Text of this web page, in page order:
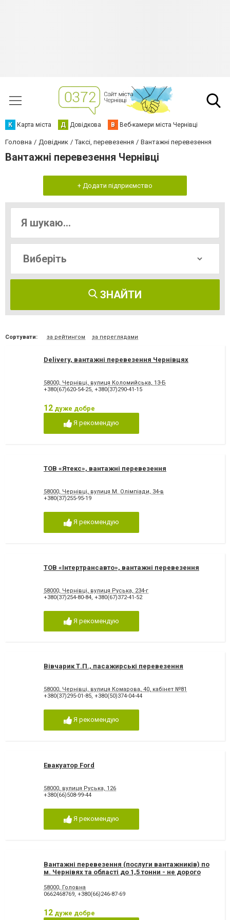
К Карта міста Д Довідкова В Веб-камери міста Чернівці
Головна Довідник Таксі, перевезення Вантажні перевезення
Вантажні перевезення Чернівці
+ Додати підприємство
ЗНАЙТИ
Сортувати: за рейтингом за переглядами
Delivery, вантажні перевезення Чернівцях
58000, Чернівці, вулиця Коломийська, 13-Б
+380(67)620-54-25, +380(37)290-41-15
12 дуже добре
Я рекомендую
ТОВ «Ятекс», вантажні перевезення
58000, Чернівці, вулиця М. Олімпіади, 34-в
+380(37)255-95-19
Я рекомендую
ТОВ «Інтертрансавто», вантажні перевезення
58000, Чернівці, вулиця Руська, 234-г
+380(37)254-80-84, +380(67)372-41-52
Я рекомендую
Вівчарик Т.П., пасажирські перевезення
58000, Чернівці, вулиця Комарова, 40, кабінет №81
+380(37)295-01-85, +380(50)374-04-44
Я рекомендую
Евакуатор Ford
58000, вулиця Руська, 126
+380(66)508-99-44
Я рекомендую
Вантажні перевезення (послуги вантажників) по
м. Чернівях та області до 1,5 тонни - не дорого
58000, Головна
0662468769, +380(66)246-87-69
12 дуже добре